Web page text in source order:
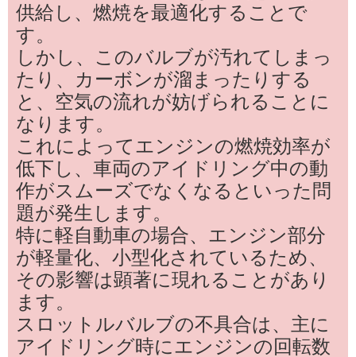
供給し、燃焼を最適化することで
す。
しかし、このバルブが汚れてしまっ
たり、カーボンが溜まったりする
と、空気の流れが妨げられることに
なります。
これによってエンジンの燃焼効率が
低下し、車両のアイドリング中の動
作がスムーズでなくなるといった問
題が発生します。
特に軽自動車の場合、エンジン部分
が軽量化、小型化されているため、
その影響は顕著に現れることがあり
ます。
スロットルバルブの不具合は、主に
アイドリング時にエンジンの回転数